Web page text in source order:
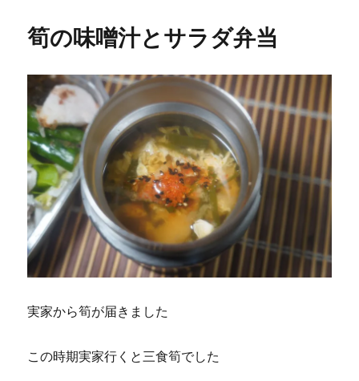
と
ろ
と
う
で
た
ま
ご
に
筍の味噌汁とサラダ弁当
実家から筍が届きました
この時期実家行くと三食筍でした